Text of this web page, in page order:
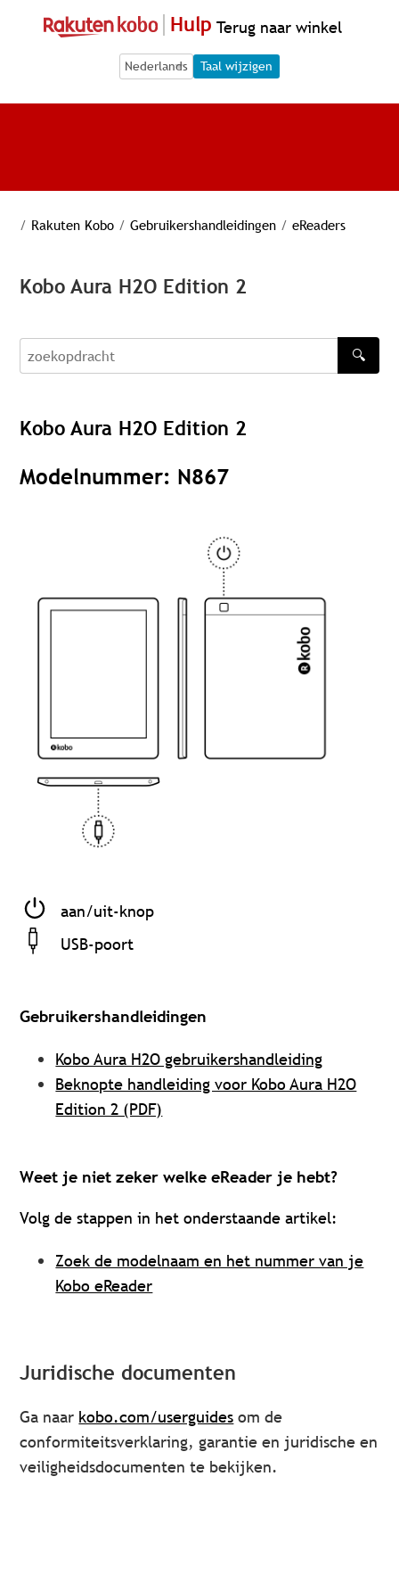
Hulp Terug naar winkel
Language Selection
Language Selection
Taal wijzigen
/ Rakuten Kobo / Gebruikershandleidingen / eReaders
Kobo Aura H2O Edition 2
zoekopdracht
🔍
Kobo Aura H2O Edition 2
Modelnummer: N867
aan/uit-knop
USB-poort
Gebruikershandleidingen
Kobo Aura H2O gebruikershandleiding
Beknopte handleiding voor Kobo Aura H2O
Edition 2 (PDF)
Weet je niet zeker welke eReader je hebt?
Volg de stappen in het onderstaande artikel:
Zoek de modelnaam en het nummer van je
Kobo eReader
Juridische documenten
Ga naar kobo.com/userguides om de
conformiteitsverklaring, garantie en juridische en
veiligheidsdocumenten te bekijken.